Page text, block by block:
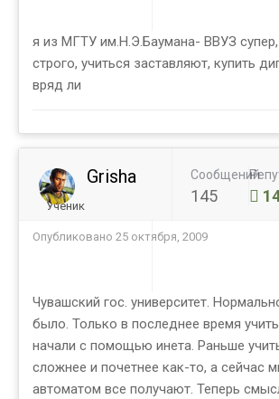
я из МГТУ им.Н.Э.Баумана- ВВУЗ
строго, учиться заставляют, купить
вряд ли
Grisha
Ученик
Сообщений
145
Опубликовано 25 октября, 2009
Чувашский гос. университет.
было. Только в последнее время
начали с помощью инета. Раньше
сложнее и почетнее как-то, а сейчас
автоматом все получают. Теперь